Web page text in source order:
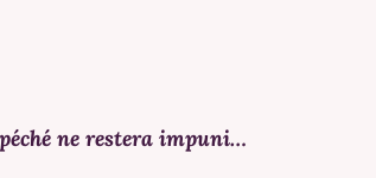
ne restera impuni…